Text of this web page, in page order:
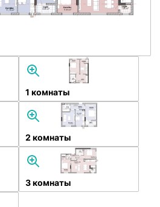
1 комнаты
2 комнаты
3 комнаты